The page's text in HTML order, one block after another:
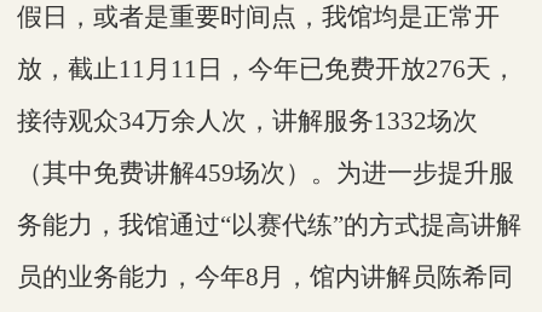
假日，或者是重要时间点，我馆均是正常开
放，截止11月11日，今年已免费开放276天，
接待观众34万余人次，讲解服务1332场次
（其中免费讲解459场次）。 为进一步提升服
务能力，我馆通过“以赛代练”的方式提高讲解
员的业务能力，今年8月，馆内讲解员陈希同